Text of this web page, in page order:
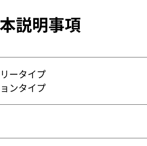
説明事項
ータイプ
ンタイプ